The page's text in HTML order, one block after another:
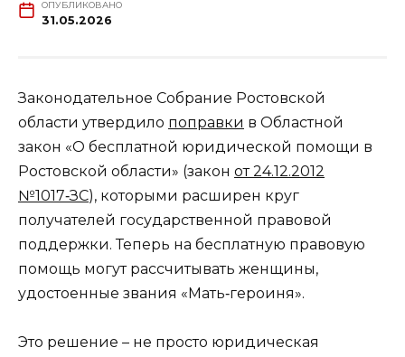
ОПУБЛИКОВАНО
31.05.2026
Законодательное Собрание Ростовской
области утвердило поправки в Областной
закон «О бесплатной юридической помощи в
Ростовской области» (закон от 24.12.2012
№1017‑ЗС), которыми расширен круг
получателей государственной правовой
поддержки. Теперь на бесплатную правовую
помощь могут рассчитывать женщины,
удостоенные звания «Мать‑героиня».
Это решение – не просто юридическая